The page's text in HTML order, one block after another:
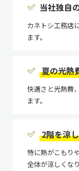
当社独自
カネトシ工務店
ます。
夏の光熱
快適さと光熱費
ます。
2階を涼
特に熱がこもり
全体が涼しくな